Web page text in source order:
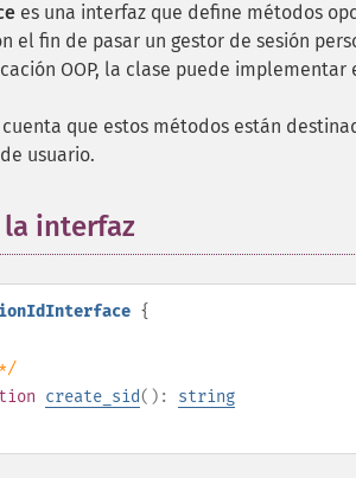
es una interfaz que define métodos
el fin de pasar un gestor de sesión
OOP, la clase puede implementar
que estos métodos están
usuario.
interfaz
{
create_sid(): string